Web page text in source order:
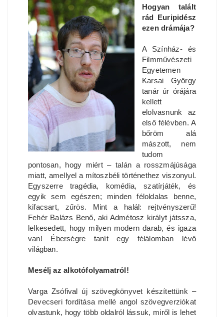
Hogyan talált
rád Euripidész
ezen drámája?
A Színház- és
Filmművészeti
Egyetemen
Karsai György
tanár úr órájára
kellett
elolvasnunk az
első félévben. A
bőröm alá
mászott, nem
tudom
pontosan, hogy miért – talán a rosszmájúsága
miatt, amellyel a mítoszbéli történethez viszonyul.
Egyszerre tragédia, komédia, szatírjáték, és
egyik sem egészen; minden féloldalas benne,
kifacsart, zűrös. Mint a halál: rejtvényszerű!
Fehér Balázs Benő, aki Admétosz királyt játssza,
lelkesedett, hogy milyen modern darab, és igaza
van! Éberségre tanít egy félálomban lévő
világban.
Mesélj az alkotófolyamatról!
Varga Zsófival új szövegkönyvet készítettünk –
Devecseri fordítása mellé angol szövegverziókat
olvastunk, hogy több oldalról lássuk, miről is lehet